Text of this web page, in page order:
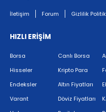
İletişim Forum Gizlilik
HIZLI ERİŞİM
Borsa
Hisseler
Endeksler
Varant
Canlı Borsa
Kripto Para
Altın Fiyatları
Döviz Fiyatları